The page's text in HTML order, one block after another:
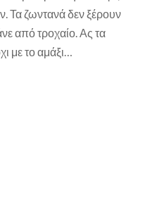
Τα ζωντανά δεν ξέρουν
από τροχαίο. Ας τα
με το αμάξι…